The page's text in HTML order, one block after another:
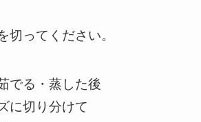
切ってください。
でる・蒸した後
に切り分けて